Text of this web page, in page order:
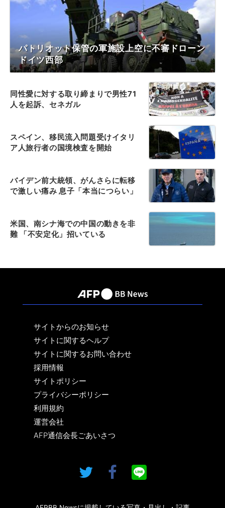
パトリオット保管の軍施設上空に不審ドローン
ドイツ西部
同性愛に対する取り締まりで男性71
人を起訴、セネガル
スペイン、移民流入問題受けイタリ
ア人旅行者の国境検査を開始
バイデン前大統領、がんさらに転移
で激しい痛み 息子「本当につらい」
米国、南シナ海での中国の動きを非
難 「不安定化」招いている
サイトからのお知らせ
サイトに関するヘルプ
サイトに関するお問い合わせ
採用情報
サイトポリシー
プライバシーポリシー
利用規約
運営会社
AFP通信会長ごあいさつ